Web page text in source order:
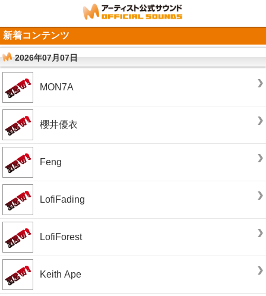
新着コンテンツ
2026年07月07日
MON7A
櫻井優衣
Feng
LofiFading
LofiForest
Keith Ape